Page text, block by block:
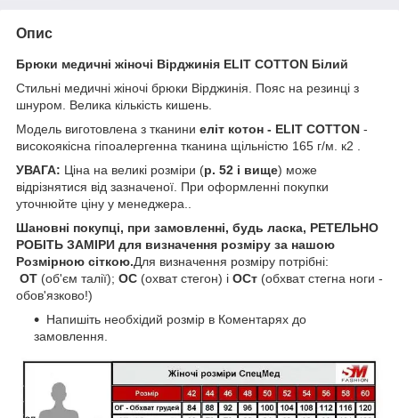
Опис
Брюки медичні жіночі Вірджинія ELIT COTTON Білий
Стильні медичні жіночі брюки Вірджинія. Пояс на резинці з
шнуром. Велика кількість кишень.
Модель виготовлена з тканини еліт котон - ELIT COTTON -
високоякісна гіпоалергенна тканина щільністю 165 г/м. к2 .
УВАГА: Ціна на великі розміри (р. 52 і вище) може
відрізнятися від зазначеної. При оформленні покупки
уточнюйте ціну у менеджера..
Шановні покупці, при замовленні, будь ласка, РЕТЕЛЬНО
РОБІТЬ ЗАМІРИ для визначення розміру за нашою
Розмірною сіткою.Для визначення розміру потрібні:
ОТ (об'єм талії); ОС (охват стегон) і ОСт (обхват стегна ноги -
обов'язково!)
Напишіть необхідий розмір в Коментарях до
замовлення.